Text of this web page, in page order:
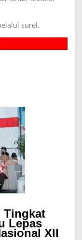
surel.
Tingkat
Lepas
XII